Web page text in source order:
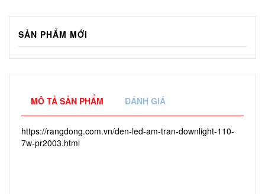
SẢN PHẨM MỚI
MÔ TẢ SẢN PHẨM ĐÁNH GIÁ
https://rangdong.com.vn/den-led-am-tran-downlight-110-
7w-pr2003.html